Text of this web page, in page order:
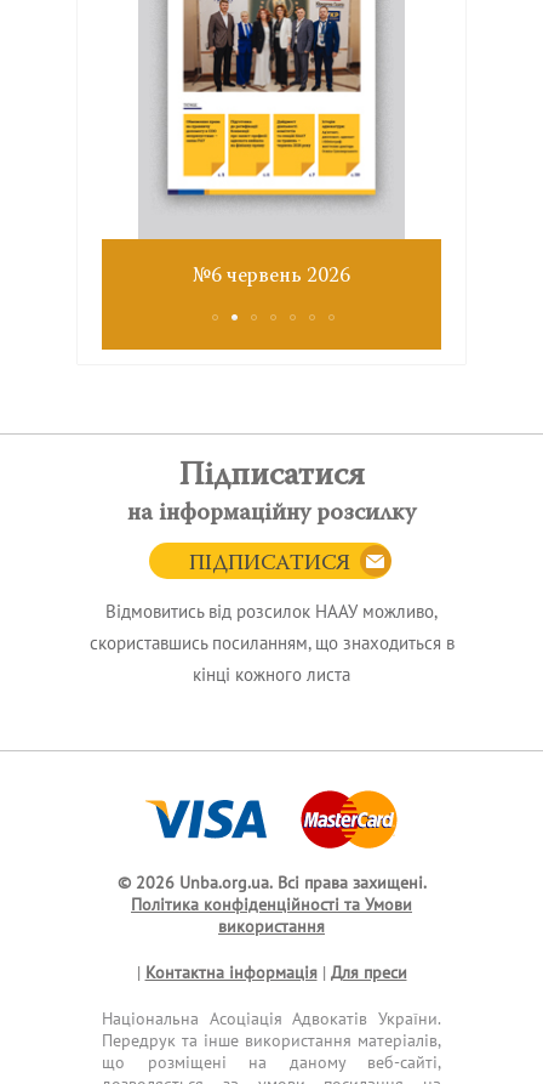
№6 червень 2026
Підписатися
на інформаційну розсилку
ПІДПИСАТИСЯ
Відмовитись від розсилок НААУ можливо,
скориставшись посиланням, що знаходиться в
кінці кожного листа
© 2026 Unba.org.ua. Всі права захищені.
Політика конфіденційності та Умови
використання
| Контактна інформація| Для преси
Національна Асоціація Адвокатів України.
Передрук та інше використання матеріалів,
що розміщені на даному веб-сайті,